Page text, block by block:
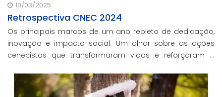
10/03/2025
Retrospectiva CNEC 2024
Os principais marcos de um ano repleto de dedicação,
inovação e impacto social. Um olhar sobre as ações
cenecistas que transformaram vidas e reforçaram o